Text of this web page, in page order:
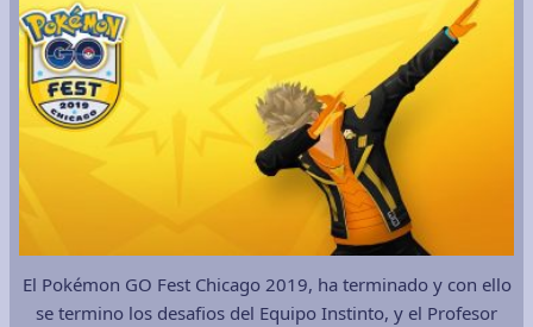
El Pokémon GO Fest Chicago 2019, ha terminado y con ello
se termino los desafios del Equipo Instinto, y el Profesor